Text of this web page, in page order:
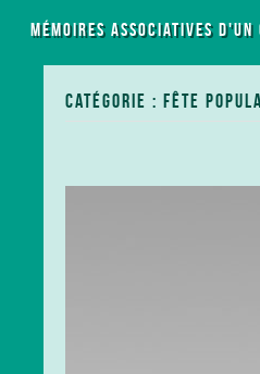
MÉMOIRES ASSOCIATIVES
CATÉGORIE : FÊTE